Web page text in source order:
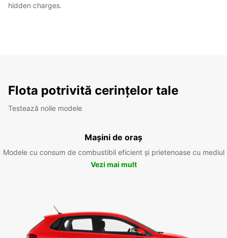
hidden charges.
Flota potrivită cerințelor tale
Testează noile modele
Mașini de oraș
Modele cu consum de combustibil eficient și prietenoase cu mediul
Vezi mai mult